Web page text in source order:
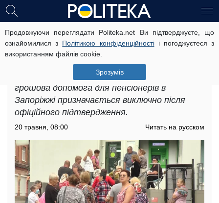
Продовжуючи переглядати Politeka.net Ви підтверджуєте, що
ознайомилися з Політикою конфіденційностіі погоджуєтеся з
використанням файлів cookie.
Зрозумів
Грошова допомога для пенсіонерів
у Запоріжжі: як отримувати
щомісячно 1038 гривень
У Пенсійному фонді наголошують, що
грошова допомога для пенсіонерів в
Запоріжжі призначається виключно після
офіційного підтвердження.
20 травня, 08:00 Читать на русском